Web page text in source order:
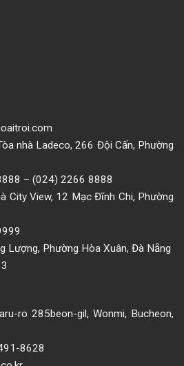
nhà Ladeco, 266 Đội Cấn, Phường
– (024) 2266 8888
City View, 12 Mạc Đĩnh Chi, Phường
Lượng, Phường Hòa Xuân, Đà Nẵng
ro 285beon-gil, Wonmi, Bucheon,
8628